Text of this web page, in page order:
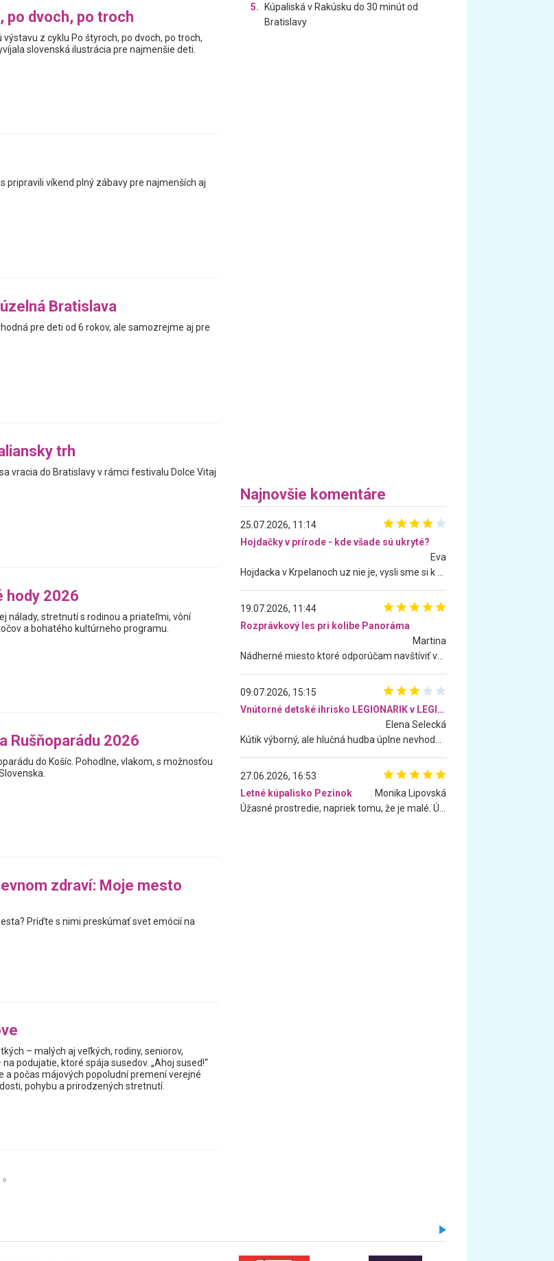
po dvoch, po troch
z cyklu Po štyroch, po dvoch, po troch,
slovenská ilustrácia pre najmenšie deti.
pripravili víkend plný zábavy pre najmenších aj
Bratislava
pre deti od 6 rokov, ale samozrejme aj pre
trh
vracia do Bratislavy v rámci festivalu Dolce Vitaj
hody 2026
nálady, stretnutí s rodinou a priateľmi, vôní
a bohatého kultúrneho programu.
Rušňoparádu 2026
do Košíc. Pohodlne, vlakom, s možnosťou
zdraví: Moje mesto
Príďte s nimi preskúmať svet emócií na
– malých aj veľkých, rodiny, seniorov,
podujatie, ktoré spája susedov. „Ahoj sused!“
a počas májových popoludní premení verejné
pohybu a prirodzených stretnutí.
»
5.
Kúpaliská v Rakúsku do 30 minút od
Bratislavy
Najnovšie komentáre
25.07.2026, 11:14
Hojdačky v prírode - kde všade sú ukryté?
Eva
19.07.2026, 11:44
Rozprávkový les pri kolibe Panoráma
Martina
09.07.2026, 15:15
Vnútorné detské ihrisko LEGIONARIK v LEGIA Fitness
Elena Selecká
27.06.2026, 16:53
Letné kúpalisko Pezinok
. Monika Lipovská